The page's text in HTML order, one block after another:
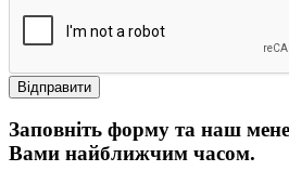
Заповніть форму та наш
Вами найближчим часом.